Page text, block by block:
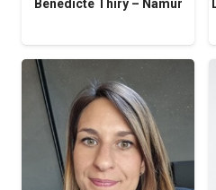
Bénédicte Thiry – Namur